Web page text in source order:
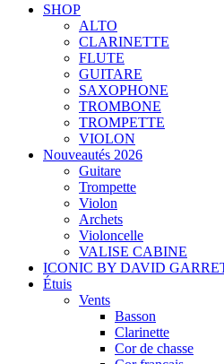
SHOP
ALTO
CLARINETTE
FLUTE
GUITARE
SAXOPHONE
TROMBONE
TROMPETTE
VIOLON
Nouveautés 2026
Guitare
Trompette
Violon
Archets
Violoncelle
VALISE CABINE
ICONIC BY DAVID
Étuis
Vents
Basson
Clarinette
Cor de chasse